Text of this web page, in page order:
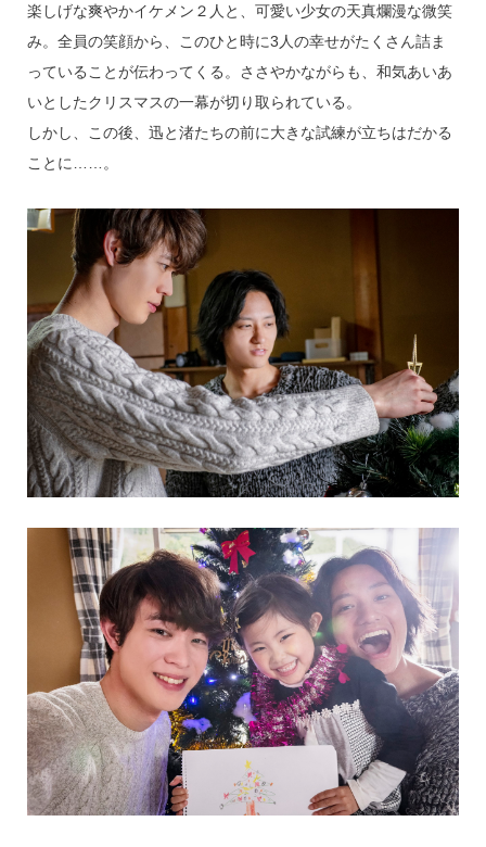
楽しげな爽やかイケメン２人と、可愛い少女の天真爛漫な微笑
み。全員の笑顔から、このひと時に3人の幸せがたくさん詰ま
っていることが伝わってくる。ささやかながらも、和気あいあ
いとしたクリスマスの一幕が切り取られている。
しかし、この後、迅と渚たちの前に大きな試練が立ちはだかる
ことに……。